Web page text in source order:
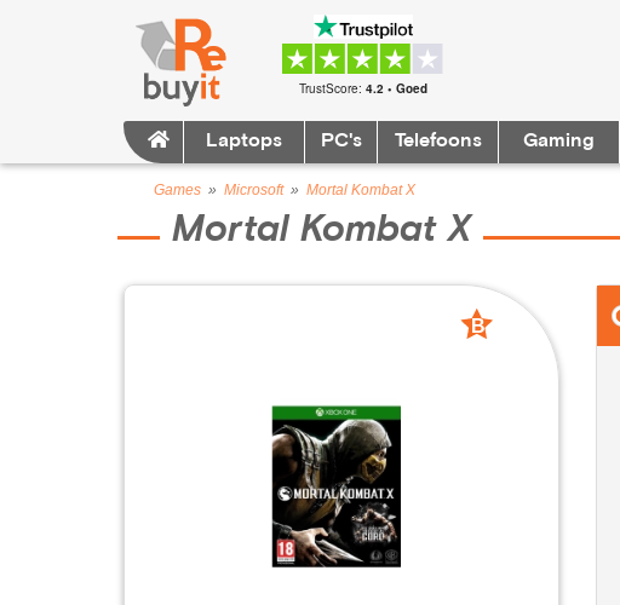
TrustScore: 4.2 • Goed
Laptops PC's Telefoons Gaming
Games » Microsoft» Mortal Kombat X
Mortal Kombat X
B